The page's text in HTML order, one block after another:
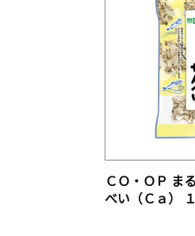
ＣＯ・ＯＰ ま
べい（Ｃａ）